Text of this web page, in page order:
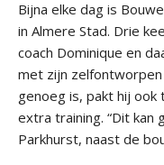
Bijna elke dag is
in Almere Stad. Drie
coach Dominique en
met zijn
genoeg is, pakt hij
extra training. “Dit kan
Parkhurst, naast de